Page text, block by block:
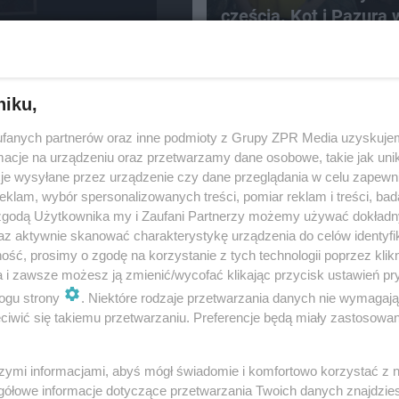
częścią. Kot i Pazura
NIETYPOWA INTERWENCJA
Kobieta rodziła na
paliw. Policjant
poród!
partnerów oraz inne podmioty z Grupy ZPR Media
na urządzeniu oraz przetwarzamy dane osobowe, takie jak
wysyłane przez urządzenie czy dane przeglądania w celu
wybór spersonalizowanych treści, pomiar reklam i treści,
Użytkownika my i Zaufani Partnerzy możemy używać
aktywnie skanować charakterystykę urządzenia do celów
prosimy o zgodę na korzystanie z tych technologii poprzez
i zawsze możesz ją zmienić/wycofać klikając przycisk ustawień
strony
. Niektóre rodzaje przetwarzania danych nie
się takiemu przetwarzaniu. Preferencje będą miały
informacjami, abyś mógł świadomie i komfortowo korzystać z
informacje dotyczące przetwarzania Twoich danych